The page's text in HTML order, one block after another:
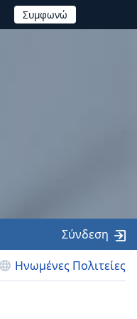
Ηνωμένες Πολιτείες
Σύνδεση